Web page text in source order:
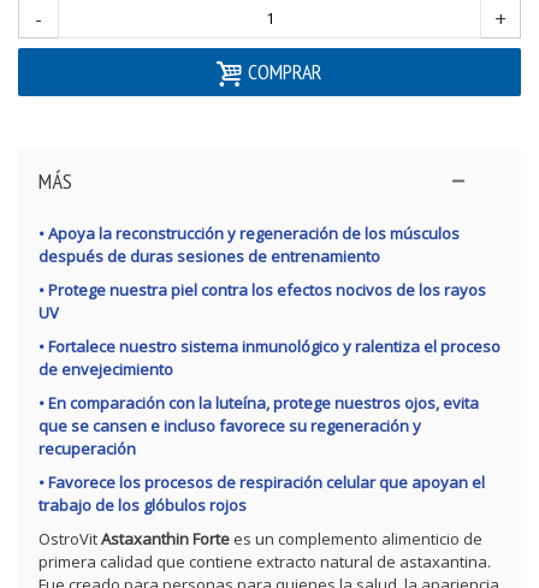
-
+
COMPRAR
MÁS
• Apoya la reconstrucción y regeneración de los músculos
después de duras sesiones de entrenamiento
• Protege nuestra piel contra los efectos nocivos de los rayos
UV
• Fortalece nuestro sistema inmunológico y ralentiza el proceso
de envejecimiento
• En comparación con la luteína, protege nuestros ojos, evita
que se cansen e incluso favorece su regeneración y
recuperación
• Favorece los procesos de respiración celular que apoyan el
trabajo de los glóbulos rojos
OstroVitAstaxanthin Fortees un complemento alimenticio de
primera calidad que contiene extracto natural de astaxantina.